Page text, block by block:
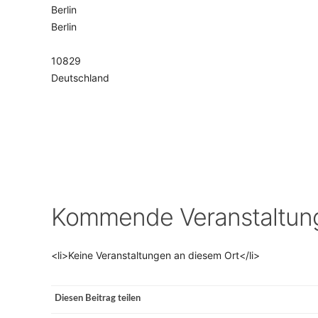
Berlin
Berlin
10829
Deutschland
Kommende
<li>Keine Veranstaltungen an diesem Ort</li>
Diesen Beitrag teilen